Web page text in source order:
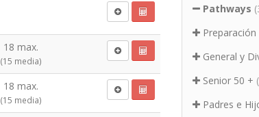
18 max.
(15 media)
18 max.
(15 media)
Pathways
General y
Senior 50 +
Padres e